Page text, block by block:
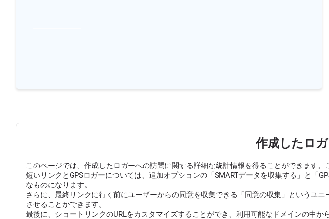
作成したロ
このページでは、作成したロガーへの訪問に関する詳細な統計情報を得ることができます
短いリンクとGPSロガーについては、追加オプションの「SMARTデータを収集する」と「
なものになります。
さらに、最終リンクに行く前にユーザーからの同意を収集できる「同意の収集」というユ
させることができます。
最後に、ショートリンクのURLをカスタマイズすることができ、利用可能なドメインの中